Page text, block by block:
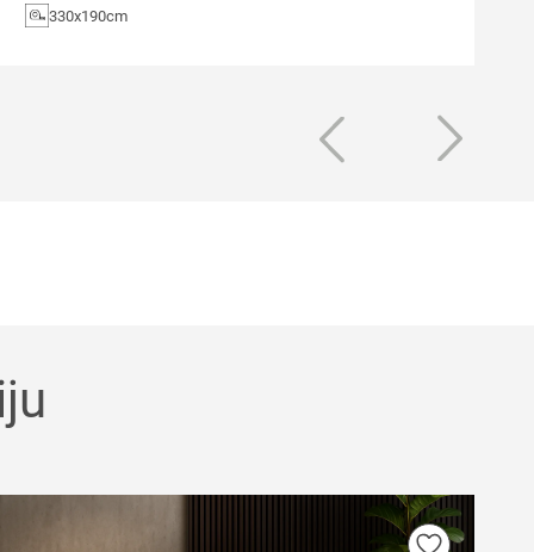
330x190cm